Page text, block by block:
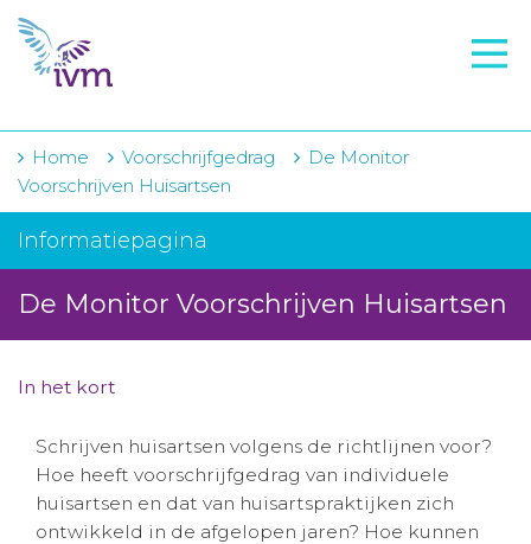
VMI
FTO voorbereiding
IVM-academie
Zorginstellingen
Voorschrijfgedrag
Projecten
Contact
Winkelwagentje
Home Voorschrijfgedrag
De Monitor
Voorschrijven Huisartsen
Informatiepagina
De Monitor Voorschrijven Huisartsen
In het kort
Schrijven huisartsen volgens de richtlijnen voor?
Hoe heeft voorschrijfgedrag van individuele
huisartsen en dat van huisartspraktijken zich
ontwikkeld in de afgelopen jaren? Hoe kunnen